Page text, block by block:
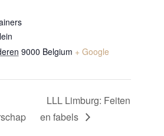
9000 Belgium + Google
LLL Limburg: Feiten
en fabels